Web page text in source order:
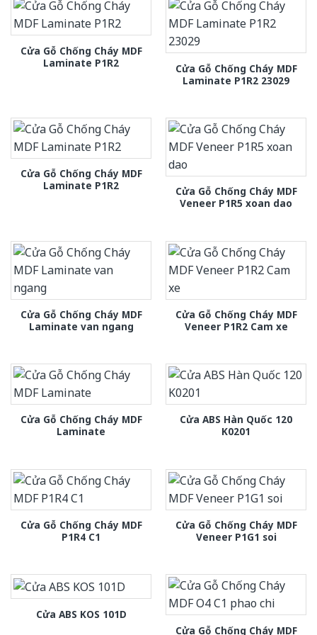
Cửa Gỗ Chống Cháy MDF
Laminate P1R2
Cửa Gỗ Chống Cháy MDF
Laminate P1R2 23029
Cửa Gỗ Chống Cháy MDF
Laminate P1R2
Cửa Gỗ Chống Cháy MDF
Veneer P1R5 xoan dao
Cửa Gỗ Chống Cháy MDF
Laminate van ngang
Cửa Gỗ Chống Cháy MDF
Veneer P1R2 Cam xe
Cửa Gỗ Chống Cháy MDF
Laminate
Cửa ABS Hàn Quốc 120
K0201
Cửa Gỗ Chống Cháy MDF
P1R4 C1
Cửa Gỗ Chống Cháy MDF
Veneer P1G1 soi
Cửa ABS KOS 101D
Cửa Gỗ Chống Cháy MDF